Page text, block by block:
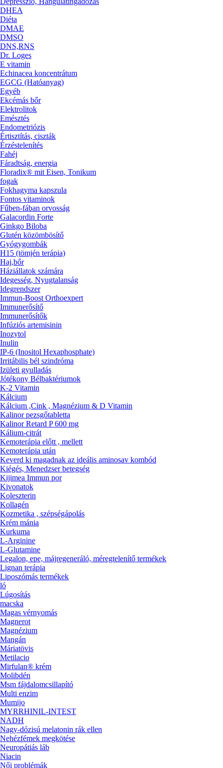
DHEA
Diéta
DMAE
DMSO
DNS,RNS
Dr. Loges
E vitamin
Echinacea koncentrátum
EGCG (Hatóanyag)
Egyéb
Ekcémás bőr
Elektrolitok
Emésztés
Endometriózis
Értisztítás, ciszták
Érzéstelenítés
Fahéj
Fáradtság, energia
Floradix® mit Eisen, Tonikum
fogak
Fokhagyma kapszula
Fontos vitaminok
Fűben-fában orvosság
Galacordin Forte
Ginkgo Biloba
Glutén közömbösítő
Gyógygombák
H15 (tömjén terápia)
Haj,bőr
Háziállatok számára
Idegesség, Nyugtalanság
Idegrendszer
Immun-Boost Orthoexpert
Immunerősítő
Immunerősítők
Infúziós artemisinin
Inozytol
Inulin
IP-6 (Inositol Hexaphosphate)
Irritábilis bél szindróma
Izületi gyulladás
Jótékony Bélbaktériumok
K-2 Vitamin
Kálcium
Kálcium ,Cink , Magnézium & D Vitamin
Kalinor pezsgőtabletta
Kalinor Retard P 600 mg
Kálium-citrát
Kemoterápia előtt , mellett
Kemoterápia után
Keverd ki magadnak az ideális aminosav kombód
Kiégés, Menedzser betegség
Kijimea Immun por
Kivonatok
Koleszterin
Kollagén
Kozmetika , szépségápolás
Krém mánia
Kurkuma
L-Arginine
L-Glutamine
Legalon, epe, májregeneráló, méregtelenítő termékek
Lignan terápia
Liposzómás termékek
ló
Lúgosítás
macska
Magas vérnyomás
Magnerot
Magnézium
Mangán
Máriatövis
Metilacio
Mirfulan® krém
Molibdén
Msm fájdalomcsillapító
Multi enzim
Mumijo
MYRRHINIL-INTEST
NADH
Nagy-dózisú melatonin rák ellen
Nehézfémek megkötése
Neuropátiás láb
Niacin
Női problémák